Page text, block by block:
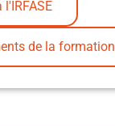
de la formation